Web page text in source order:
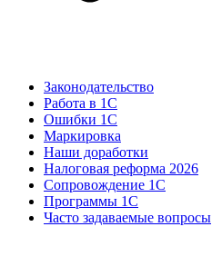
Законодательство
Работа в 1С
Ошибки 1С
Маркировка
Наши доработки
Налоговая реформа 2026
Сопровождение 1С
Программы 1С
Часто задаваемые вопросы